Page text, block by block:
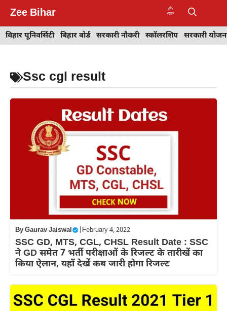
content
Zee Bihar
बिहार यूनिवर्सिटी बिहार बोर्ड सरकारी नौकरी स्कॉलरशिप सरकारी
Ssc cgl result
ByGaurav Jaiswal February 4, 2022
SSC GD, MTS, CGL, CHSL Result Date : SSC
ने GD समेत 7 भर्ती परीक्षाओं के रिजल्ट के तारीखें का
किया ऐलान, यहाँ देखें कब जारी होगा रिजल्ट